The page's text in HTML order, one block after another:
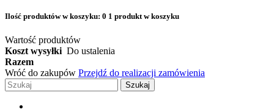
Ilość produktów w koszyku: 0 1 produkt w koszyku
Wartość produktów
Koszt wysyłki Do ustalenia
Razem
Wróć do zakupów Przejdź do realizacji zamówienia
Szukaj